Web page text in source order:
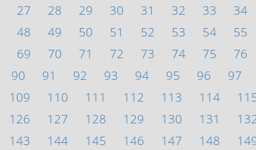
27 28 29 30 31 32 33 34
48 49 50 51 52 53 54 55
69 70 71 72 73 74 75 76
90 91 92 93 94 95 96 97
109 110 111 112 113 114
126 127 128 129 130 131
143 144 145 146 147 148